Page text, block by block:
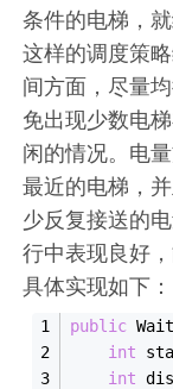
条件的电梯，就
这样的调度策
间方面，尽量
免出现少数电
闲的情况。电
最近的电梯，
少反复接送的
行中表现良好
具体实现如下：
public
int
int